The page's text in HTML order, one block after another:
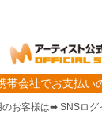
帯会社でお支払い
お客様は➡ SNSログ